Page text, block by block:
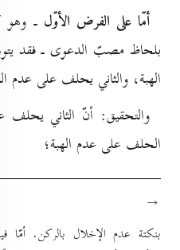
أمّا على الفرض الأوّل ـ وهو
بلحاظ مصبّ الدعوى ـ فقد
الهبة، والثاني يحلف على عدم
والتحقيق: أنّ الثاني يحلف
الحلف على عدم الهبة؛
→
بنكتة عدم الإخلال بالركن. أمّا